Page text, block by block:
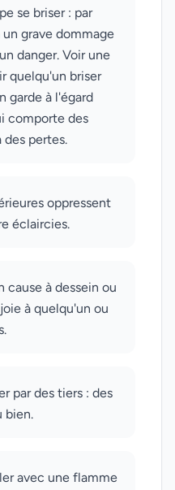
se briser : par
grave dommage
danger. Voir une
quelqu'un briser
garde à l'égard
comporte des
des pertes.
oppressent
éclaircies.
cause à dessein ou
à quelqu'un ou
par des tiers : des
bien.
avec une flamme